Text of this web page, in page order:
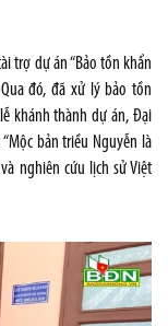
trợ dự án “Bảo tồn khẩn
đó, đã xử lý bảo tồn
khánh thành dự án, Đại
bản triều Nguyễn là
nghiên cứu lịch sử Việt